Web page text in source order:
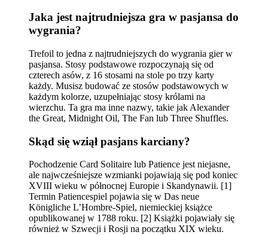
Jaka jest najtrudniejsza gra w pasjansa do
wygrania?
Trefoil to jedna z najtrudniejszych do wygrania gier w
pasjansa. Stosy podstawowe rozpoczynają się od
czterech asów, z 16 stosami na stole po trzy karty
każdy. Musisz budować ze stosów podstawowych w
każdym kolorze, uzupełniając stosy królami na
wierzchu. Ta gra ma inne nazwy, takie jak Alexander
the Great, Midnight Oil, The Fan lub Three Shuffles.
Skąd się wziął pasjans karciany?
Pochodzenie Card Solitaire lub Patience jest niejasne,
ale najwcześniejsze wzmianki pojawiają się pod koniec
XVIII wieku w północnej Europie i Skandynawii. [1]
Termin Patiencespiel pojawia się w Das neue
Königliche L’Hombre-Spiel, niemieckiej książce
opublikowanej w 1788 roku. [2] Książki pojawiały się
również w Szwecji i Rosji na początku XIX wieku.